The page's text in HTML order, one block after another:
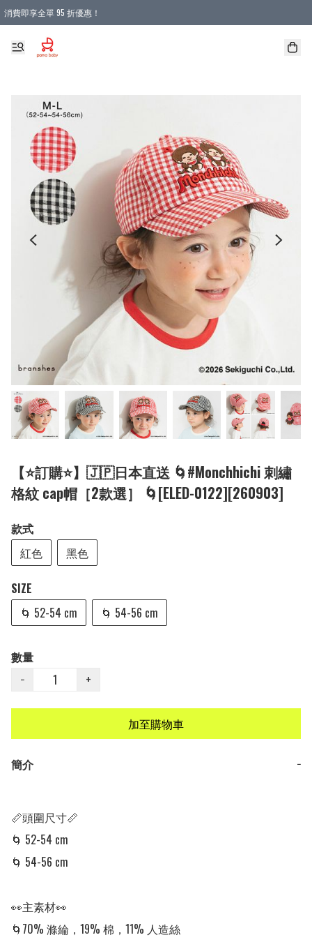
消費即享全單 95 折優惠！
購物滿 HKD 900.00即享免運費優惠！（適用於 本地送貨、本地取貨 )
【⭐訂購⭐】🇯🇵日本直送 🌀#Monchhichi 刺繡
格紋 cap帽［2款選］ 🌀[ELED-0122][260903]
款式
紅色
黑色
SIZE
🌀 52-54 cm
🌀 54-56 cm
數量
−
+
加至購物車
簡介 −
📏頭圍尺寸📏
🌀 52-54 cm
🌀 54-56 cm
👀主素材👀
🌀70% 滌綸，19% 棉，11% 人造絲